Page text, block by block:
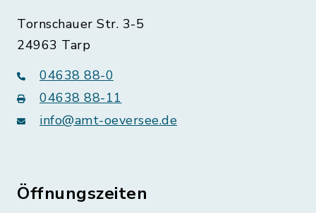
Tornschauer Str. 3-5
24963 Tarp
04638 88-0
04638 88-11
info@amt-oeversee.de
Öffnungszeiten